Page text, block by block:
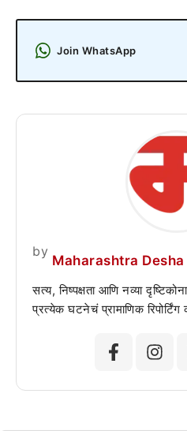
Join WhatsApp
by
Maharashtra Desha
सत्य, निष्पक्षता आणि नव्या
प्रत्येक घटनेचं प्रामाणिक